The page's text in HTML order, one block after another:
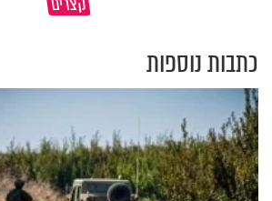
מדוע האמונה נמשלה למלח?
כתבות נוספות